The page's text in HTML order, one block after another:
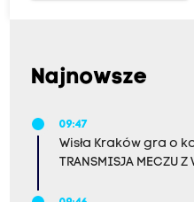
Najnowsze
09:47
Wisła Kraków gra o
TRANSMISJA MECZU Z